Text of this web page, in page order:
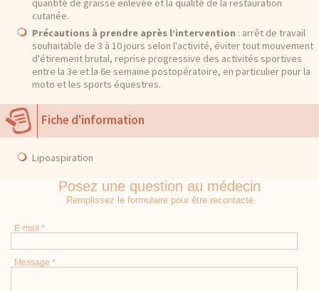
cutanée.
Précautions à prendre après l’intervention : arrêt de travail
souhaitable de 3 à 10 jours selon l'activité, éviter tout mouvement
d'étirement brutal, reprise progressive des activités sportives
entre la 3e et la 6e semaine postopératoire, en particulier pour la
moto et les sports équestres.
Fiche d'information
Lipoaspiration
Posez une question au médecin
Remplissez le formulaire pour être recontacté
E-mail *
Message *